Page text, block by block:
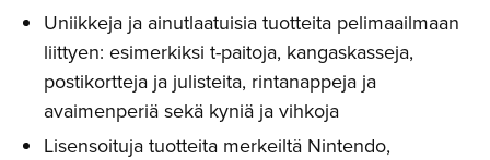
Uniikkeja ja ainutlaatuisia tuotteita pelimaailmaan
liittyen: esimerkiksi t-paitoja, kangaskasseja,
postikortteja ja julisteita, rintanappeja ja
avaimenperiä sekä kyniä ja vihkoja
Lisensoituja tuotteita merkeiltä Nintendo,